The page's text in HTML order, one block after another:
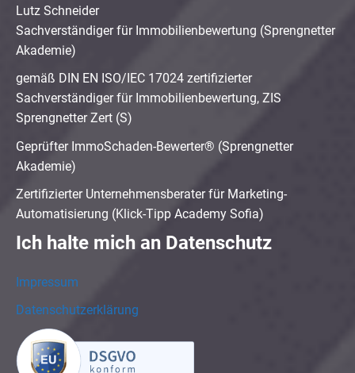
Lutz Schneider
Sachverständiger für Immobilienbewertung (Sprengnetter
Akademie)
gemäß DIN EN ISO/IEC 17024 zertifizierter
Sachverständiger für Immobilienbewertung, ZIS
Sprengnetter Zert (S)
Geprüfter ImmoSchaden-Bewerter® (Sprengnetter
Akademie)
Zertifizierter Unternehmensberater für Marketing-
Automatisierung (Klick-Tipp Academy Sofia)
Ich halte mich an Datenschutz
Impressum
Datenschutzerklärung